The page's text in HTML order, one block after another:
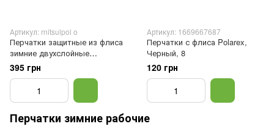
Артикул: rnitsulpol o
Перчатки защитные из флиса
зимние двухслойные
утепленные вкладкой
Thinsulate Флис Б, рукавицы
рабочие
395 грн
Артикул: 1669667687
Перчатки с флиса Polarex,
Черный, 8
120 грн
Перчатки зимние рабочие